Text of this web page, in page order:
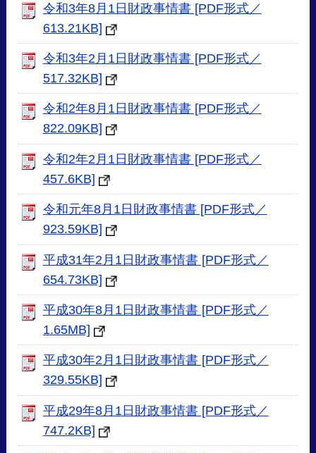
令和3年8月1日財政事情書 [PDF形式／
613.21KB]
令和3年2月1日財政事情書 [PDF形式／
517.32KB]
令和2年8月1日財政事情書 [PDF形式／
822.09KB]
令和2年2月1日財政事情書 [PDF形式／
457.6KB]
令和元年8月1日財政事情書 [PDF形式／
923.59KB]
平成31年2月1日財政事情書 [PDF形式／
654.73KB]
平成30年8月1日財政事情書 [PDF形式／
1.65MB]
平成30年2月1日財政事情書 [PDF形式／
329.55KB]
平成29年8月1日財政事情書 [PDF形式／
747.2KB]